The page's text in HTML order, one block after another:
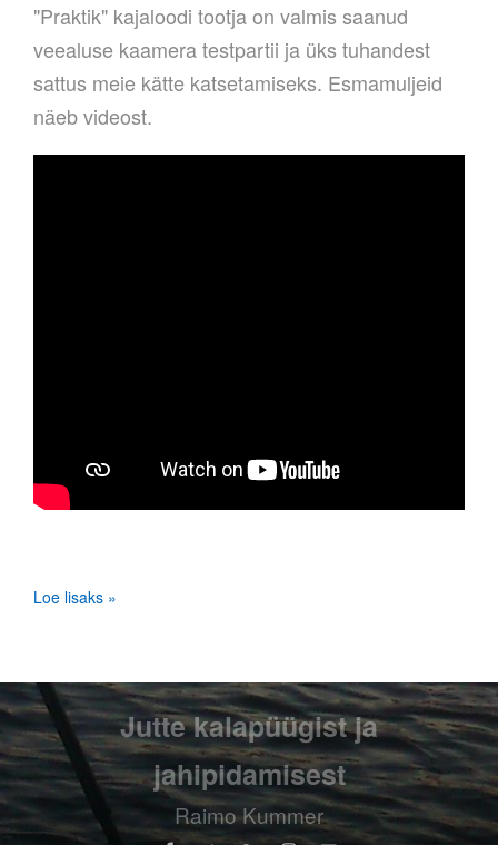
"Praktik" kajaloodi tootja on valmis saanud
veealuse kaamera testpartii ja üks tuhandest
sattus meie kätte katsetamiseks. Esmamuljeid
näeb videost.
Loe lisaks »
Jutte kalapüügist ja
jahipidamisest
Raimo Kummer